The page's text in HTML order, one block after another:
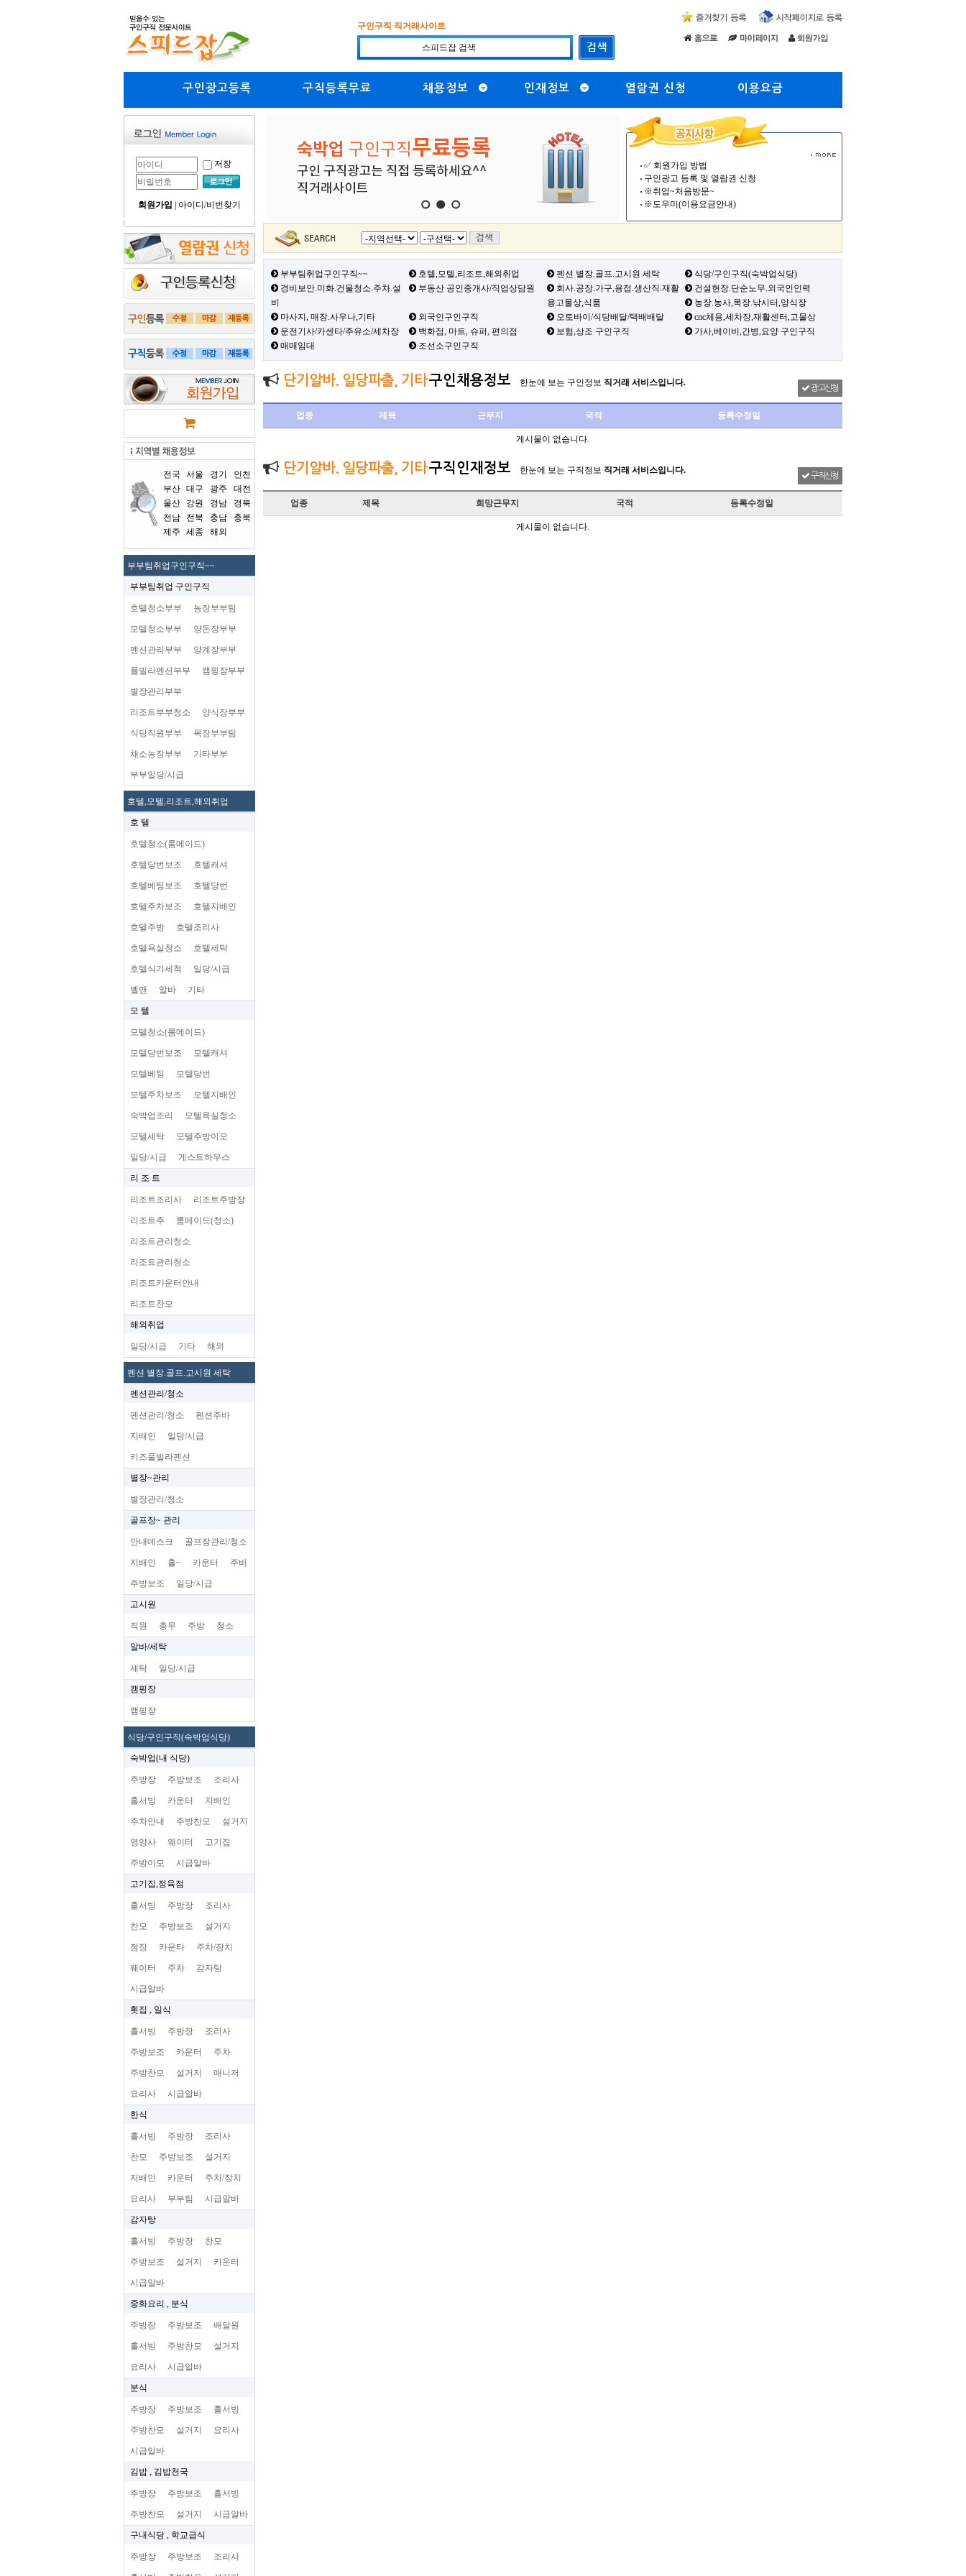
구인구직 직거래사이트
구인광고등록 구직등록무료 채용정보 인재정보 열람권 신청 이용요금
저장
회원가입 아이디/비번찾기
전국 서울 경기
인천
부산 대구 광주
대전
울산
강원 경남
경북
전남
전북 충남
충북
제주
세종 해외
부부팀취업구인구직~~
부부팀취업 구인구직
호텔청소부부 농장부부팀
모텔청소부부 양돈장부부
펜션관리부부 양계장부부
플빌라펜션부부 캠핑장부부
별장관리부부
리조트부부청소 양식장부부
식당직원부부 목장부부팀
채소농장부부 기타부부
부부일당/시급
호텔,모텔,리조트,해외취업
호 텔
호텔청소(룸메이드)
호텔당번보조 호텔캐셔
호텔베팅보조 호텔당번
호텔주차보조 호텔지배인
호텔주방 호텔조리사
호텔욕실청소 호텔세탁
호텔식기세척 일당/시급
벨맨 알바 기타
모 텔
모텔청소(룸메이드)
모텔당번보조 모텔캐셔
모텔베팅 모텔당번
모텔주차보조 모텔지배인
숙박업조리 모텔욕실청소
모텔세탁 모텔주방이모
일당/시급 게스트하우스
리 조 트
리조트조리사 리조트주방장
리조트주 룸메이드(청소)
리조트관리청소
리조트관리청소
리조트카운터안내
리조트찬모
해외취업
일당/시급 기타 해외
펜션 별장.골프.고시원 세탁
펜션관리/청소
펜션관리/청소 펜션주바
지배인 일당/시급
키즈풀빌라펜션
별장~관리
별장관리/청소
골프장~ 관리
안내데스크 골프장관리/청소
지배인 홀~ 카운터 주바
주방보조 일당/시급
고시원
직원 총무 주방 청소
알바/세탁
세탁 일당/시급
캠핑장
캠핑장
식당/구인구직(숙박업식당)
숙박업(내 식당)
주방장 주방보조 조리사
홀서빙 카운터 지배인
주차안내 주방찬모 설거지
영양사 웨이터 고기집
주방이모 시급알바
고기집,정육점
홀서빙 주방장 조리사
찬모 주방보조 설거지
점장 카운타 주차/장치
웨이터 주차 감자탕
시급알바
횟집 , 일식
홀서빙 주방장 조리사
주방보조 카운터 주차
주방찬모 설거지 매니저
요리사 시급알바
한식
홀서빙 주방장 조리사
찬모 주방보조 설거지
지배인 카운터 주차/장치
요리사 부부팀 시급알바
감자탕
홀서빙 주방장 찬모
주방보조 설거지 카운터
시급알바
중화요리 , 분식
주방장 주방보조 배달원
홀서빙 주방찬모 설거지
요리사 시급알바
분식
주방장 주방보조 홀서빙
주방찬모 설거지 요리사
시급알바
김밥 , 김밥천국
주방장 주방보조 홀서빙
주방찬모 설거지 시급알바
구내식당 , 학교급식
주방장 주방보조 조리사
✅ 회원가입 방법
구인광고 등록 및 열람권 신청
※취업~처음방문~
※도우미(이용요금안내)
부부팀취업구인구직~~ 호텔,모텔,리조트,해외취업 펜션 별장.골프.고시원 세탁
식당/구인구직(숙박업식당)
경비보안.미화.건물청소.주차.설
비
부동산 공인중개사/직업상담원
회사.공장.가구,용접.생산직.재활
용고물상,식품
건설현장.단순노무.외국인인력
농장.농사,목장.낚시터,양식장
마사지, 매장.사우나,기타
외국인구인구직 오토바이/식당배달/택배배달
cnc체용,세차장,재활센터,고물상
운전기사/카센타/주유소/세차장
백화점, 마트, 슈퍼, 편의점 보험,상조 구인구직
가사,베이비,간병,요양 구인구직
매매임대
조선소구인구직
단기알바. 일당파출, 기타구인채용정보 한눈에 보는 구인정보 직거래 서비스입니다.
광고신청
업종 제목 근무지 국적 등록수정일
게시물이 없습니다.
단기알바. 일당파출, 기타구직인재정보 한눈에 보는 구직정보 직거래 서비스입니다.
구직신청
업종 제목 희망근무지 국적 등록수정일
게시물이 없습니다.